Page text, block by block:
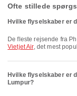
Ofte stillede
Hvilke flyselskaber er
De fleste rejsende fra
Vietjet Air, det mest
Hvilke flyselskaber er
Lumpur?